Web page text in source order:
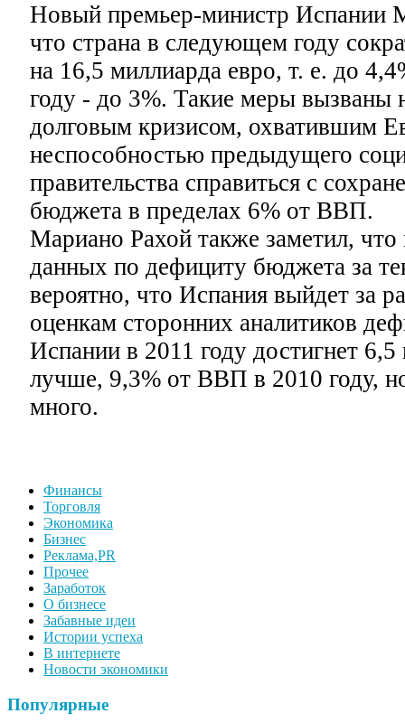
Новый премьер-министр Испании
что страна в следующем году
на 16,5 миллиарда евро, т. е. до
году - до 3%. Такие меры вызваны
долговым кризисом, охватившим
неспособностью предыдущего
правительства справиться с
бюджета в пределах 6% от ВВП.
Мариано Рахой также заметил,
данных по дефициту бюджета за
вероятно, что Испания выйдет за
оценкам сторонних аналитиков
Испании в 2011 году достигнет 6,5
лучше, 9,3% от ВВП в 2010 году,
много.
Финансы
Торговля
Экономика
Бизнес
Реклама,PR
Прочее
Заработок
О бизнесе
Забавные идеи
Истории успеха
В интернете
Новости экономики
Популярные